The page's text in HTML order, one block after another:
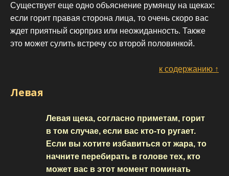
Существует еще одно объяснение румянцу на щеках:
если горит правая сторона лица, то очень скоро вас
ждет приятный сюрприз или неожиданность. Также
это может сулить встречу со второй половинкой.
к содержанию ↑
Левая
Левая щека, согласно приметам, горит
в том случае, если вас кто-то ругает.
Если вы хотите избавиться от жара, то
начните перебирать в голове тех, кто
может вас в этот момент поминать